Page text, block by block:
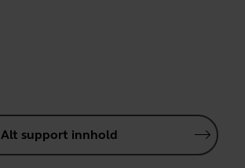
Alt support innhold